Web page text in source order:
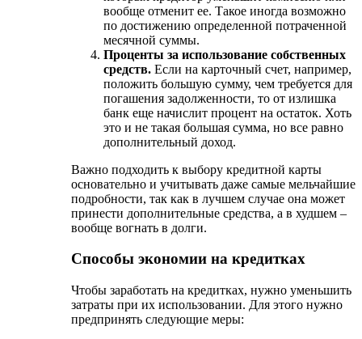
вообще отменит ее. Такое иногда возможно
по достижению определенной потраченной
месячной суммы.
Проценты за использование собственных
средств. Если на карточный счет, например,
положить большую сумму, чем требуется для
погашения задолженности, то от излишка
банк еще начислит процент на остаток. Хоть
это и не такая большая сумма, но все равно
дополнительный доход.
Важно подходить к выбору кредитной карты
основательно и учитывать даже самые мельчайшие
подробности, так как в лучшем случае она может
принести дополнительные средства, а в худшем –
вообще вогнать в долги.
Способы экономии на кредитках
Чтобы заработать на кредитках, нужно уменьшить
затраты при их использовании. Для этого нужно
предпринять следующие меры: